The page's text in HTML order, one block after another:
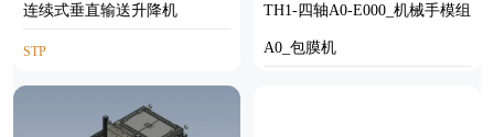
连续式垂直输送升降机
STP
TH1-四轴A0-E000_机械手模组
A0_包膜机